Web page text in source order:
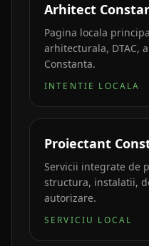
Arhitect
Pagina locala
arhitecturala, DTAC,
Constanta.
INTENTIE LOCALA
Proiectant
Servicii integrate de
structura, instalatii,
autorizare.
SERVICIU LOCAL